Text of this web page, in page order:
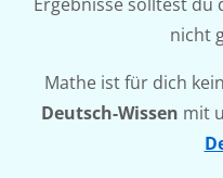
nicht
Mathe ist für dich
Deutsch-Wissen mit